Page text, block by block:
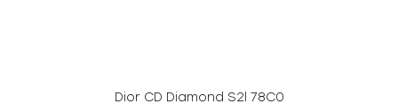
Dior CD Diamond S2l 78C0